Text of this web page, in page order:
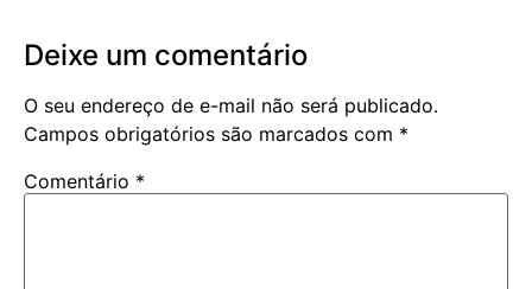
Deixe um comentário
O seu endereço de e-mail não será publicado.
Campos obrigatórios são marcados com *
Comentário *